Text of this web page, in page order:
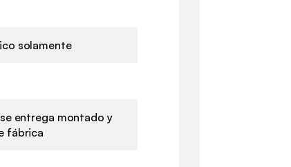
solamente
entrega montado y
fábrica